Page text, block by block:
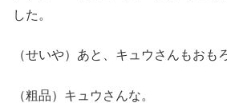
した。
（せいや）あと、キュウさんもおも
（粗品）キュウさんな。